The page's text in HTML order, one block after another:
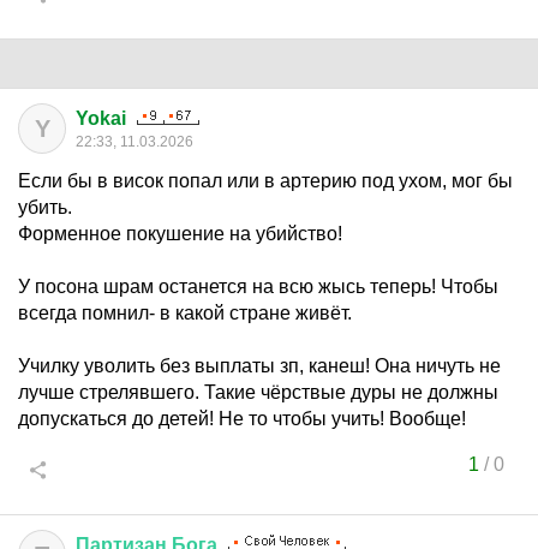
Y Yokai
22:33, 11.03.2026
Если бы в висок попал или в артерию под ухом, мог бы
убить.
Форменное покушение на убийство!
У посона шрам останется на всю жысь теперь! Чтобы
всегда помнил- в какой стране живёт.
Училку уволить без выплаты зп, канеш! Она ничуть не
лучше стрелявшего. Такие чёрствые дуры не должны
допускаться до детей! Не то чтобы учить! Вообще!
1 /0
Партизан Бога